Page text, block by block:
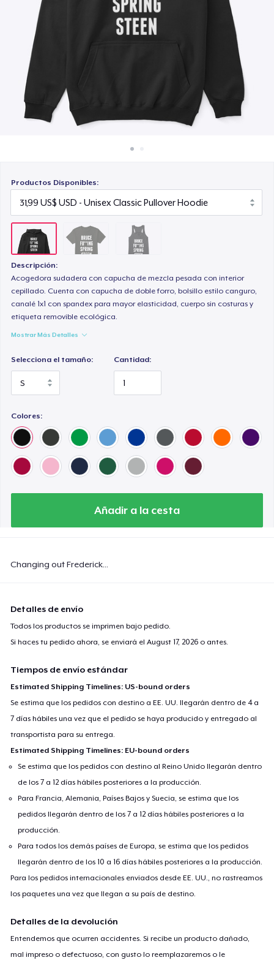
Venda en todas partes
Productos Disponibles:
Descripción:
Acogedora sudadera con capucha de mezcla pesada con interior
cepillado. Cuenta con capucha de doble forro, bolsillo estilo canguro,
canalé 1x1 con spandex para mayor elasticidad, cuerpo sin costuras y
etiqueta removible ecológica.
Mostrar Más Detalles
Selecciona el tamaño: Cantidad:
Colores:
Añadir a la cesta
Changing out Frederick...
Detalles de envío
Todos los productos se imprimen bajo pedido.
Si haces tu pedido ahora, se enviará elAugust 17, 2026 o antes.
Tiempos de envío estándar
Estimated Shipping Timelines: US-bound orders
Se estima que los pedidos con destino a EE. UU. llegarán dentro de 4 a
7 días hábiles una vez que el pedido se haya producido y entregado al
transportista para su entrega.
Estimated Shipping Timelines: EU-bound orders
Se estima que los pedidos con destino al Reino Unido llegarán dentro
de los 7 a 12 días hábiles posteriores a la producción.
Para Francia, Alemania, Países Bajos y Suecia, se estima que los
pedidos llegarán dentro de los 7 a 12 días hábiles posteriores a la
producción.
Para todos los demás países de Europa, se estima que los pedidos
llegarán dentro de los 10 a 16 días hábiles posteriores a la producción.
Para los pedidos internacionales enviados desde EE. UU., no rastreamos
los paquetes una vez que llegan a su país de destino.
Detalles de la devolución
Entendemos que ocurren accidentes. Si recibe un producto dañado,
mal impreso o defectuoso, con gusto lo reemplazaremos o le